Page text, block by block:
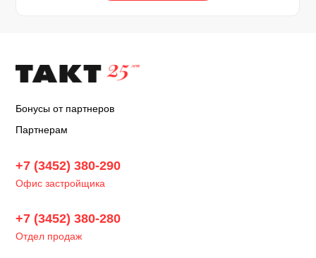
+7 (3452) 380-280
+7 (3452) 380-290
Офис застройщика
Отдел продаж
Бонусы от партнеров
Партнерам